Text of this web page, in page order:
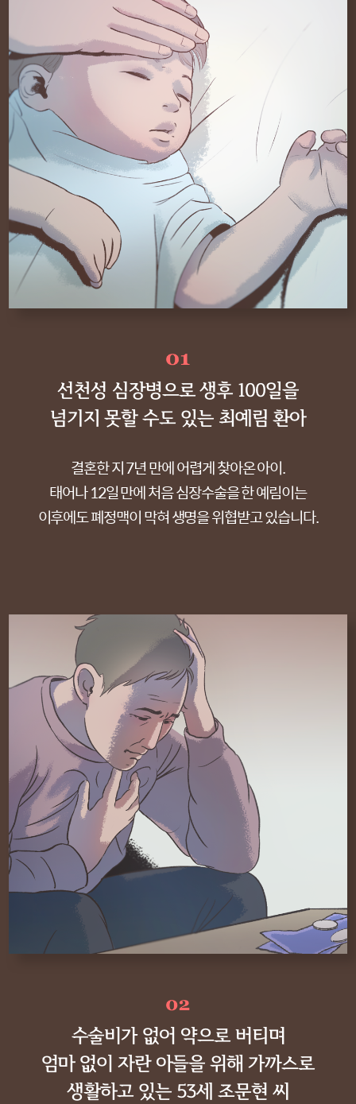
선천성 심장병으로 생후 100일을
넘기지 못할 수도 있는 최예림 환아
결혼한 지 7년 만에 어렵게 찾아온 아이.
태어나 12일 만에 처음 심장수술을 한 예림이는
이후에도 폐정맥이 막혀 생명을 위협받고 있습니다.
수술비가 없어 약으로 버티며
엄마 없이 자란 아들을 위해 가까스로
생활하고 있는 53세 조문현 씨